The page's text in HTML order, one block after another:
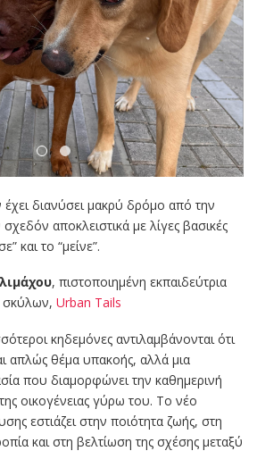
διανύσει μακρύ δρόμο από την
αποκλειστικά με λίγες βασικές
και το “μείνε”.
, πιστοποιημένη εκπαιδεύτρια
σκύλων, Urban Tails
κηδεμόνες αντιλαμβάνονται ότι
απλώς θέμα υπακοής, αλλά μια
που διαμορφώνει την καθημερινή
οικογένειας γύρω του. Το νέο
εστιάζει στην ποιότητα ζωής, στη
και στη βελτίωση της σχέσης μεταξύ